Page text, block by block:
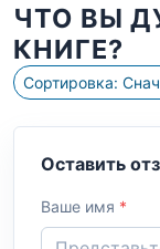
ЧТО ВЫ
КНИГЕ?
Оставить
Ваше имя *